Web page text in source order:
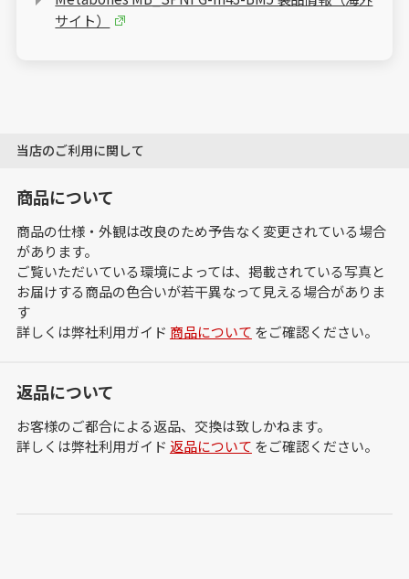
サイト）
当店のご利用に関して
商品について
商品の仕様・外観は改良のため予告なく変更されている場合
があります。
ご覧いただいている環境によっては、掲載されている写真と
お届けする商品の色合いが若干異なって見える場合がありま
す
詳しくは弊社利用ガイド 商品について をご確認ください。
返品について
お客様のご都合による返品、交換は致しかねます。
詳しくは弊社利用ガイド 返品について をご確認ください。